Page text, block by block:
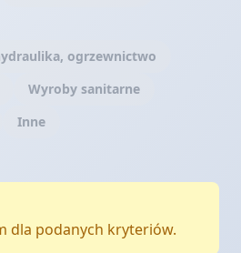
ogrzewnictwo
Wyroby sanitarne
Inne
dla podanych kryteriów.